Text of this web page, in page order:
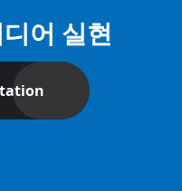
어 실현